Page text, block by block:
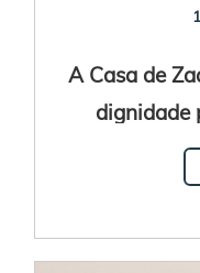
A Casa de
dignidade